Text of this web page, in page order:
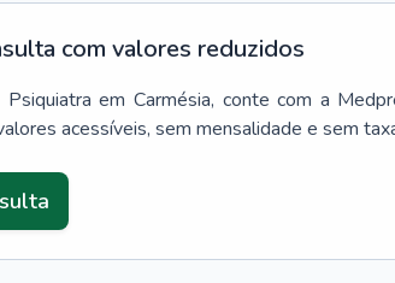
com valores reduzidos
Psiquiatra em Carmésia, conte com a
acessíveis, sem mensalidade e sem